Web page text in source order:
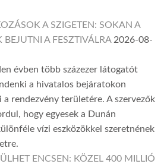
A SZIGETEN: SOKAN A
A FESZTIVÁLRA 2026-08-
évben több százezer látogatót
a hivatalos bejáratokon
rendezvény területére. A szervezők
hogy egyesek a Dunán
vízi eszközökkel szeretnének
ENCSEN: KÖZEL 400 MILLIÓ